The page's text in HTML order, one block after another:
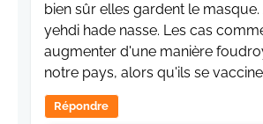
bien sûr elles gardent le masque.
yehdi hade nasse. Les cas
augmenter d'une manière
notre pays, alors qu'ils se
Répondre